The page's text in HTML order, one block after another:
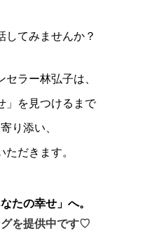
してみませんか？
ラー林弘子は、
」を見つけるまで
り添い、
だきます。
たの幸せ」へ。
を提供中です♡